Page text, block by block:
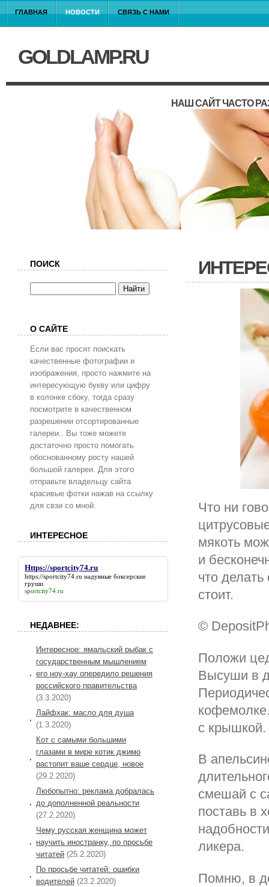
ГЛАВНАЯ НОВОСТИ СВЯЗЬ С НАМИ
GOLDLAMP.RU
НАШ САЙТ ЧАСТО
Что ни
мякоть
и
что
стоит.
©
Положи
Высуши в
с крышкой.
В
смешай с
поставь в
ликера.
Помню, в
ПОИСК
О САЙТЕ
Если вас просят поискать
качественные фотографии и
изображения, просто нажмите на
интересующую букву или цифру
в колонке сбоку, тогда сразу
посмотрите в качественном
разрешении отсортированные
галереи.. Вы тоже можете
достаточно просто помогать
обоснованному росту нашей
большой галереи. Для этого
отправьте владельцу сайта
красивые фотки нажав на ссылку
для свзи со мной.
ИНТЕРЕСНОЕ
Https://sportcity74.ru
https://sportcity74.ru надувные боксерские
груши.
sportcity74.ru
НЕДАВНЕЕ:
Интересное: ямальский рыбак с
государственным мышлением
его ноу-хау опередило решения
российского правительства
(3.3.2020)
Лайфхак: масло для душа
(1.3.2020)
Кот с самыми большими
глазами в мире котик джимо
растопит ваше сердце, новое
(29.2.2020)
Любопытно: реклама добралась
до дополненной реальности
(27.2.2020)
Чему русская женщина может
научить иностранку, по просьбе
читатей (25.2.2020)
По просьбе читатей: ошибки
водителей (23.2.2020)